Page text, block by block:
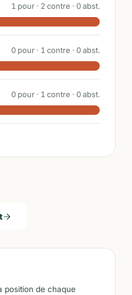
1 pour · 2 contre · 0abst.
0 pour · 1 contre · 0abst.
0 pour · 1 contre · 0abst.
position de chaque